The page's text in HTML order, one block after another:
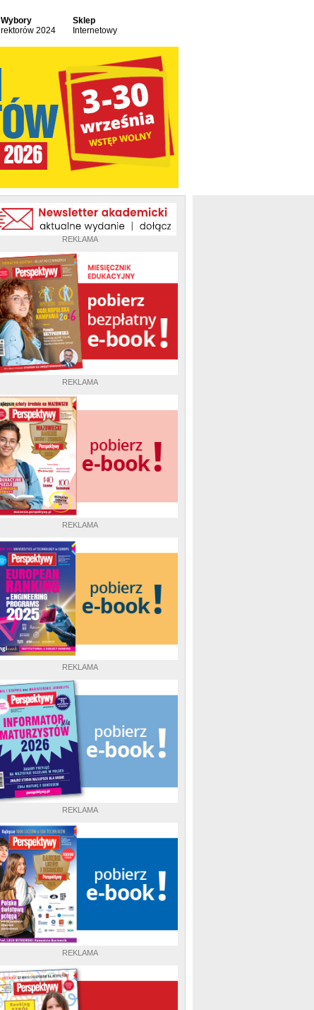
Wybory
rektorów 2024
Sklep
Internetowy
REKLAMA
REKLAMA
REKLAMA
REKLAMA
REKLAMA
REKLAMA